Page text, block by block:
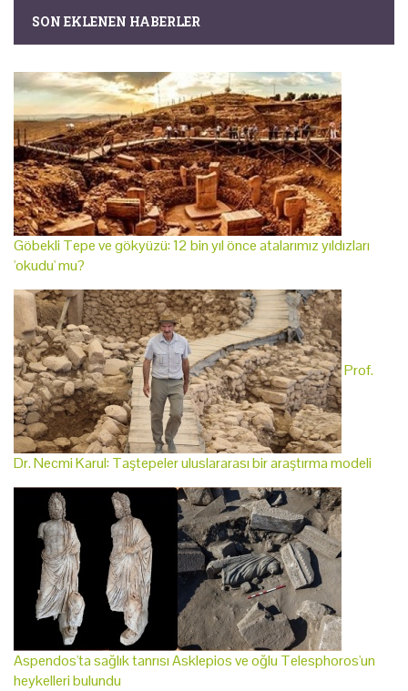
SON EKLENEN HABERLER
Göbekli Tepe ve gökyüzü: 12 bin yıl önce atalarımız yıldızları
'okudu' mu?
Prof.
Dr. Necmi Karul: Taştepeler uluslararası bir araştırma modeli
Aspendos'ta sağlık tanrısı Asklepios ve oğlu Telesphoros'un
heykelleri bulundu